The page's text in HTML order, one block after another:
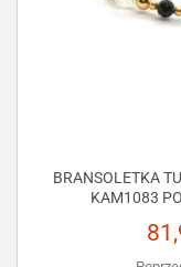
BRANSOLETKA
KAM1083